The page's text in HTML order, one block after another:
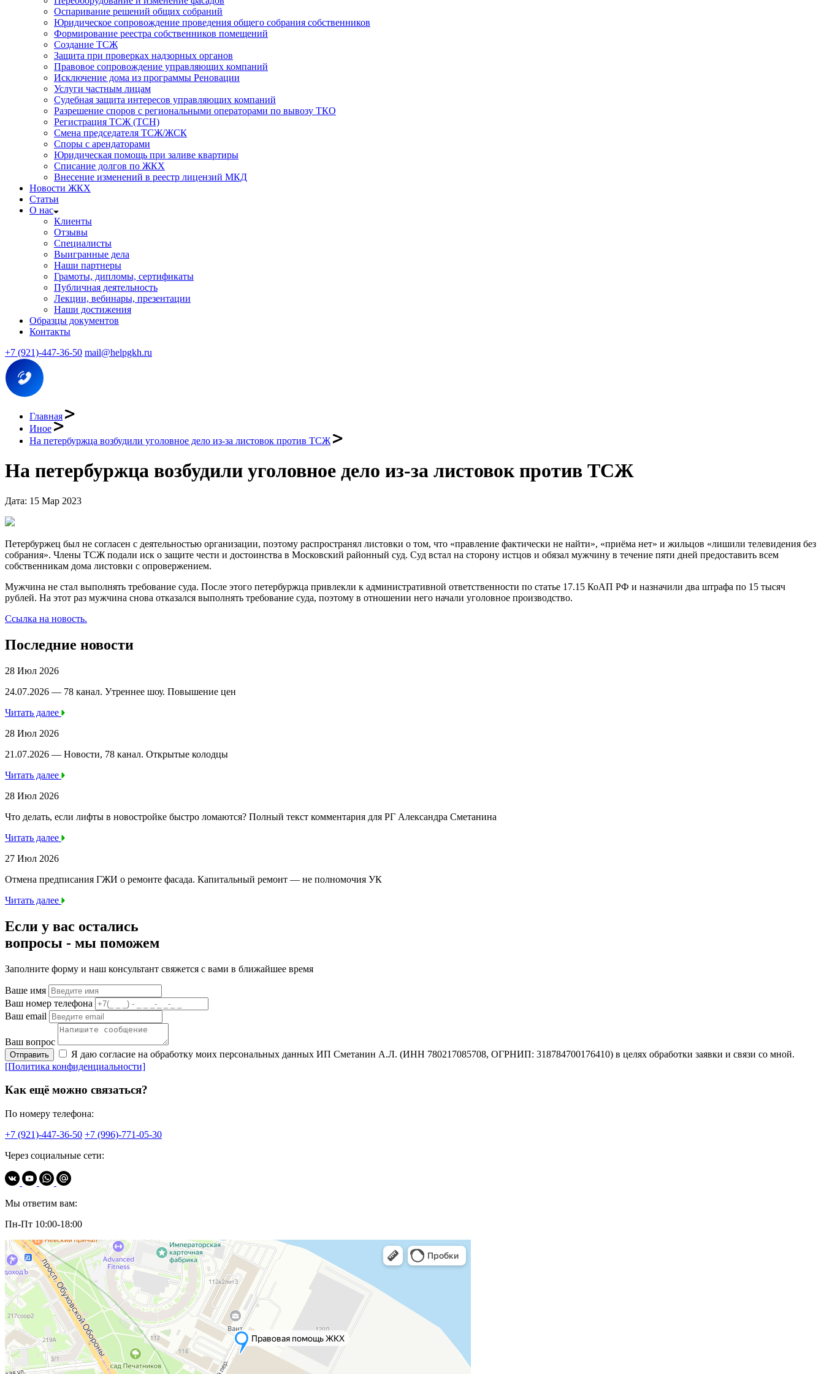
Оспаривание решений общих собраний
Юридическое сопровождение проведения общего собрания собственников
Формирование реестра собственников помещений
Создание ТСЖ
Защита при проверках надзорных органов
Правовое сопровождение управляющих компаний
Исключение дома из программы Реновации
Услуги частным лицам
Судебная защита интересов управляющих компаний
Разрешение споров с региональными операторами по вывозу ТКО
Регистрация ТСЖ (ТСН)
Смена председателя ТСЖ/ЖСК
Споры с арендаторами
Юридическая помощь при заливе квартиры
Списание долгов по ЖКХ
Внесение изменений в реестр лицензий МКД
Новости ЖКХ
Статьи
О нас
Клиенты
Отзывы
Специалисты
Выигранные дела
Наши партнеры
Грамоты, дипломы, сертификаты
Публичная деятельность
Лекции, вебинары, презентации
Наши достижения
Образцы документов
Контакты
+7 (921)-447-36-50 mail@helpgkh.ru
Главная
Иное
На петербуржца возбудили уголовное дело из-за листовок против ТСЖ
На петербуржца возбудили уголовное дело из-за листовок против ТСЖ
Дата: 15 Мар 2023
Петербуржец был не согласен с деятельностью организации, поэтому распространял листовки о том, что «правление фактически не найти», «приёма нет» и жильцов «лишили телевидения без
собрания». Члены ТСЖ подали иск о защите чести и достоинства в Московский районный суд. Суд встал на сторону истцов и обязал мужчину в течение пяти дней предоставить всем
собственникам дома листовки с опровержением.
Мужчина не стал выполнять требование суда. После этого петербуржца привлекли к административной ответственности по статье 17.15 КоАП РФ и назначили два штрафа по 15 тысяч
рублей. На этот раз мужчина снова отказался выполнять требование суда, поэтому в отношении него начали уголовное производство.
Ссылка на новость.
Последние новости
28 Июл 2026
24.07.2026 — 78 канал. Утреннее шоу. Повышение цен
Читать далее
28 Июл 2026
21.07.2026 — Новости, 78 канал. Открытые колодцы
Читать далее
28 Июл 2026
Что делать, если лифты в новостройке быстро ломаются? Полный текст комментария для РГ Александра Сметанина
Читать далее
27 Июл 2026
Отмена предписания ГЖИ о ремонте фасада. Капитальный ремонт — не полномочия УК
Читать далее
Если у вас остались
вопросы - мы поможем
Заполните форму и наш консультант свяжется с вами в ближайшее время
Ваше имя
Ваш номер телефона
Ваш email
Ваш вопрос
Отправить
Я даю согласие на обработку моих персональных данных ИП Сметанин А.Л. (ИНН 780217085708, ОГРНИП: 318784700176410) в целях обработки заявки и связи со мной.
[Политика конфиденциальности]
Как ещё можно связаться?
По номеру телефона:
+7 (921)-447-36-50 +7 (996)-771-05-30
Через социальные сети:
Мы ответим вам:
Пн-Пт 10:00-18:00